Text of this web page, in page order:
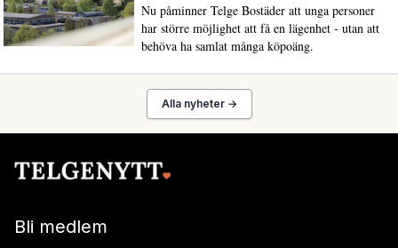
Nu påminner Telge Bostäder att unga personer
har större möjlighet att få en lägenhet - utan att
behöva ha samlat många köpoäng.
Alla nyheter →
Bli medlem